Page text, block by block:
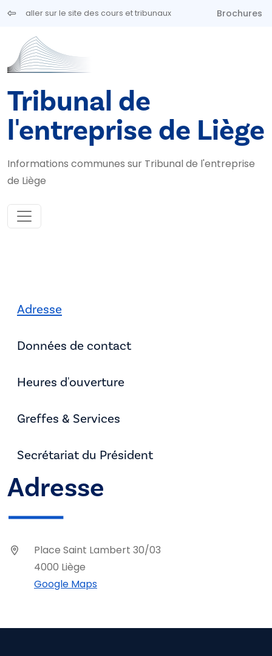
Aller au contenu principal
aller sur le site des cours et tribunaux Brochures
Tribunal de
l'entreprise de Liège
Informations communes sur Tribunal de l'entreprise
de Liège
Adresse
Données de contact
Heures d'ouverture
Greffes & Services
Secrétariat du Président
Adresse
Place Saint Lambert 30/03
4000 Liège
Google Maps